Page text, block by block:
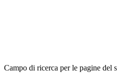
Campo di ricerca per le pagine del